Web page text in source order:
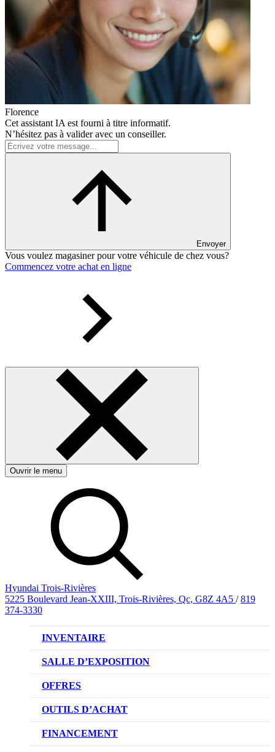
Florence
Cet assistant IA est fourni à titre informatif.
N’hésitez pas à valider avec un conseiller.
Envoyer
Vous voulez magasiner pour votre véhicule de chez vous?
Commencez votre achat en ligne
Ouvrir le menu
Hyundai Trois-Rivières
5225 Boulevard Jean-XXIII, Trois-Rivières, Qc, G8Z 4A5 / 819
374-3330
INVENTAIRE
VÉHICULES NEUFS
VÉHICULES D’OCCASION
SALLE D’EXPOSITION
OFFRES
OFFRE DE VÉHICULES NEUFS
OFFRES DU CONCESSIONNAIRE
OUTILS D’ACHAT
CL!QUEZ ET ACHETEZ HYUNDAI
FINANCEMENT